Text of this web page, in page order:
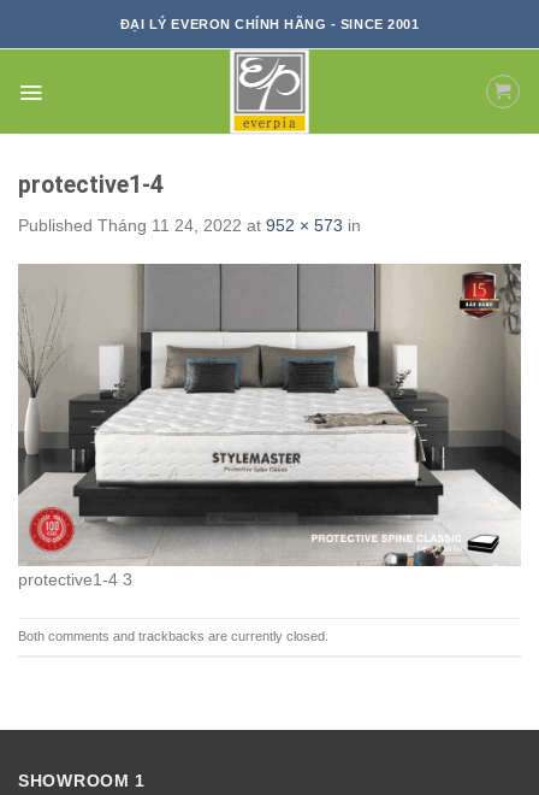
ĐẠI LÝ EVERON CHÍNH HÃNG - SINCE 2001
protective1-4
Published Tháng 11 24, 2022 at 952 × 573 in
protective1-4 3
Both comments and trackbacks are currently closed.
SHOWROOM 1